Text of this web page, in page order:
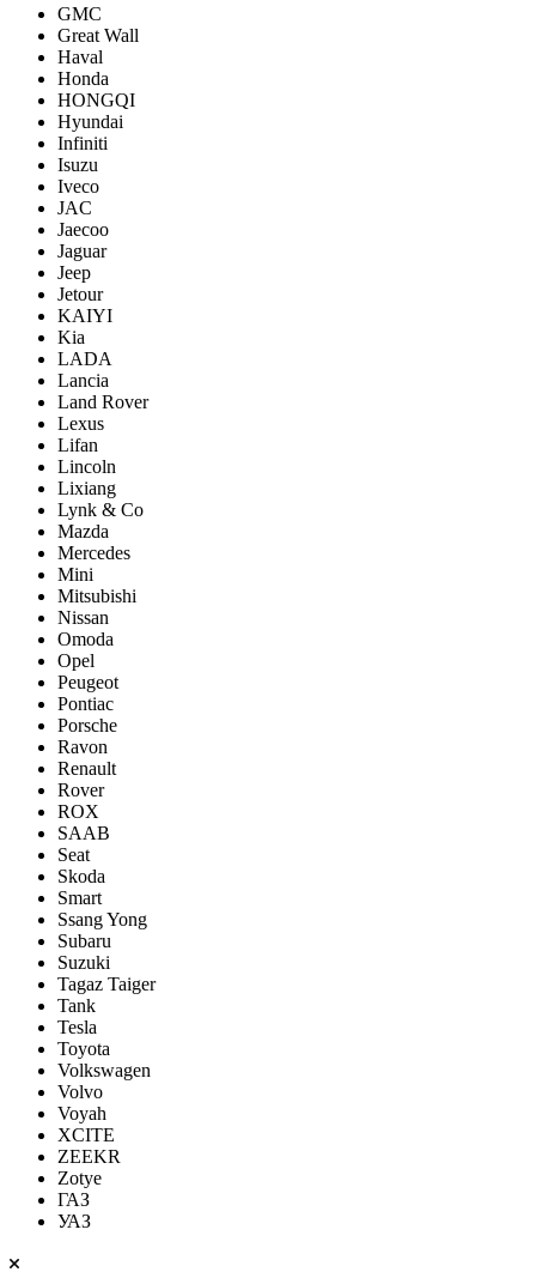
GMC
Great Wall
Haval
Honda
HONGQI
Hyundai
Infiniti
Isuzu
Iveco
JAC
Jaecoo
Jaguar
Jeep
Jetour
KAIYI
Kia
LADA
Lancia
Land Rover
Lexus
Lifan
Lincoln
Lixiang
Lynk & Co
Mazda
Mercedes
Mini
Mitsubishi
Nissan
Omoda
Opel
Peugeot
Pontiac
Porsсhe
Ravon
Renault
Rover
ROX
SAAB
Seat
Skoda
Smart
Ssang Yong
Subaru
Suzuki
Tagaz Taiger
Tank
Tesla
Toyota
Volkswagen
Volvo
Voyah
XCITE
ZEEKR
Zotye
ГАЗ
УАЗ